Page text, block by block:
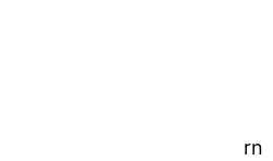
rn